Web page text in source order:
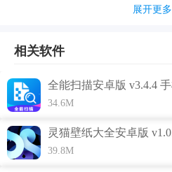
展开更多
相关软件
全能扫描安卓版 v3.4.4
34.6M
灵猫壁纸大全安卓版
39.8M